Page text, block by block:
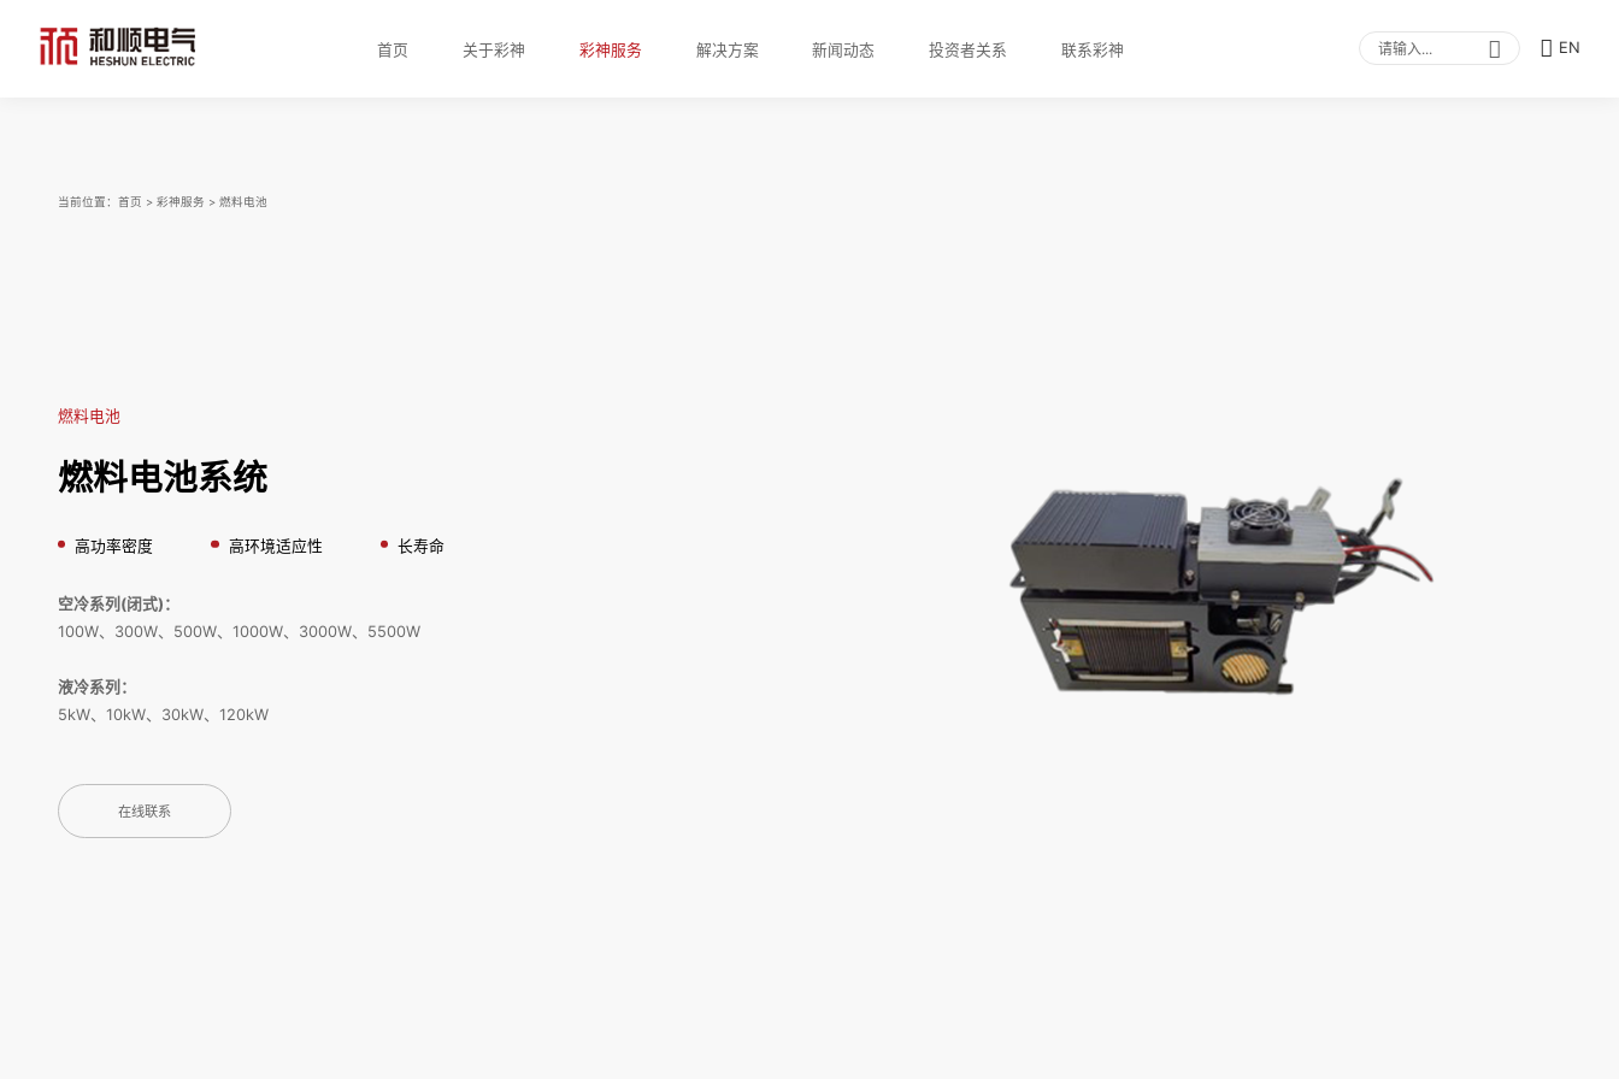
首页 关于彩神 彩神服务 解决方案 新闻动态 投资者关系 联系彩神 EN
当前位置： 首页 > 彩神服务 > 燃料电池
燃料电池
燃料电池系统
高功率密度 高环境适应性 长寿命
空冷系列(闭式)：
100W、300W、500W、1000W、3000W、5500W
液冷系列：
5kW、10kW、30kW、120kW
在线联系